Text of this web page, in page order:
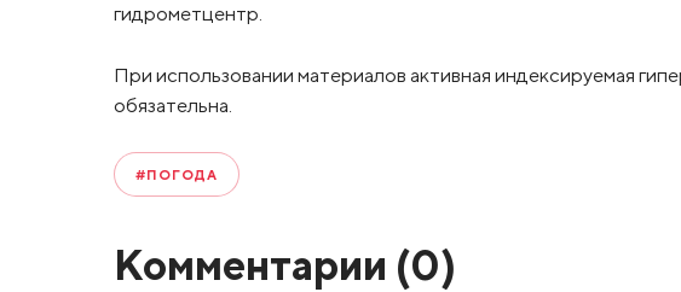
гидрометцентр.
При использовании материалов активная индексируемая
обязательна.
#ПОГОДА
Комментарии (0)